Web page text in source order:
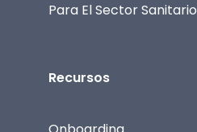
Para El Sector Sanitario
Recursos